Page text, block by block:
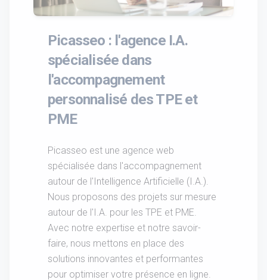
Picasseo : l'agence I.A.
spécialisée dans
l'accompagnement
personnalisé des TPE et
PME
Picasseo est une agence web
spécialisée dans l'accompagnement
autour de l'Intelligence Artificielle (I.A.).
Nous proposons des projets sur mesure
autour de l'I.A. pour les TPE et PME.
Avec notre expertise et notre savoir-
faire, nous mettons en place des
solutions innovantes et performantes
pour optimiser votre présence en ligne.